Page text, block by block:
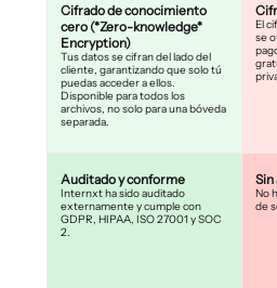
Cifrado de conocimiento
cero (*Zero-knowledge*
Encryption)
Tus datos se cifran del lado del
cliente, garantizando que solo tú
puedas acceder a ellos.
Disponible para todos los
archivos, no solo para una bóveda
separada.
Auditado y conforme
Internxt ha sido auditado
externamente y cumple con
GDPR, HIPAA, ISO 27001 y SOC
2.
El
se
Sin
No
de